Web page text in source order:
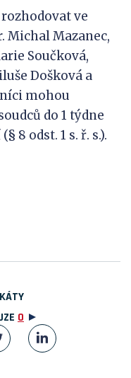
ve
Michal Mazanec,
Součková,
Došková a
mohou
do 1 týdne
8 odst. 1 s. ř. s.).
0